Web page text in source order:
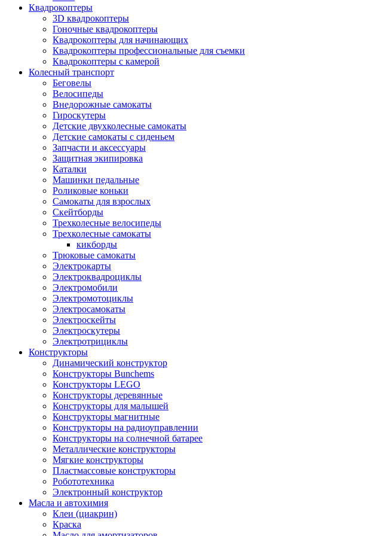
Квадрокоптеры
3D квадрокоптеры
Гоночные квадрокоптеры
Квадрокоптеры для начинающих
Квадрокоптеры профессиональные для съемки
Квадрокоптеры с камерой
Колесный транспорт
Беговелы
Велосипеды
Внедорожные самокаты
Гироскутеры
Детские двухколесные самокаты
Детские самокаты с сиденьем
Запчасти и аксессуары
Защитная экипировка
Каталки
Машинки педальные
Роликовые коньки
Самокаты для взрослых
Скейтборды
Трехколесные велосипеды
Трехколесные самокаты
кикборды
Трюковые самокаты
Электрокарты
Электроквадроциклы
Электромобили
Электромотоциклы
Электросамокаты
Электроскейты
Электроскутеры
Электротрициклы
Конструкторы
Динамический конструктор
Конструкторы Bunchems
Конструкторы LEGO
Конструкторы деревянные
Конструкторы для малышей
Конструкторы магнитные
Конструкторы на радиоуправлении
Конструкторы на солнечной батарее
Металлические конструкторы
Мягкие конструкторы
Пластмассовые конструкторы
Робототехника
Электронный конструктор
Масла и автохимия
Клеи (циакрин)
Краска